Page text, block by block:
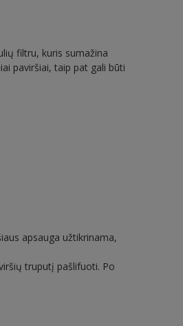
filtru, kuris sumažina
paviršiai, taip pat gali būti
apsauga užtikrinama,
truputį pašlifuoti. Po